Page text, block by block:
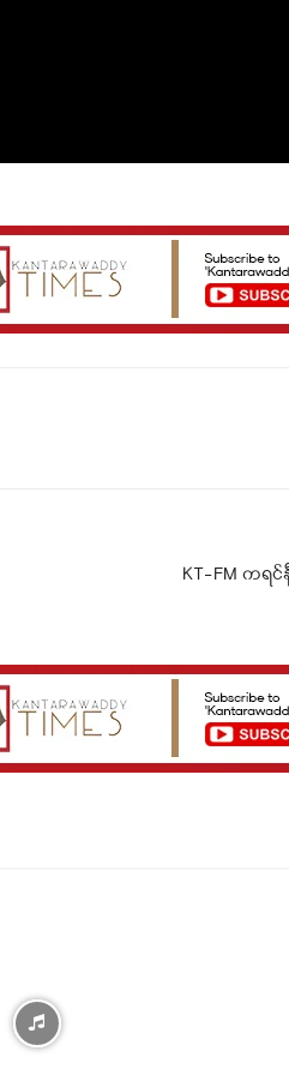
KT-FM ကရ